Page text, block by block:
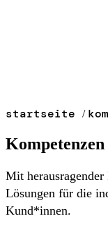
startseite /
Kompetenzen
Mit
Lösungen für die
Kund*innen.